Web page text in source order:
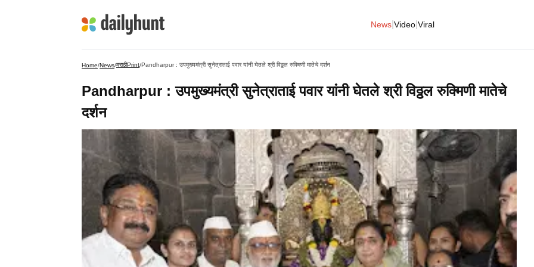
News Video Viral
Home/News/मराठीPrint/Pandharpur : उपमुख्यमंत्री सुनेत्राताई पवार यांनी घेतले श्री विठ्ठल रुक्मिणी मातेचे दर्शन
Pandharpur : उपमुख्यमंत्री सुनेत्राताई पवार यांनी घेतले श्री विठ्ठल रुक्मिणी मातेचे
दर्शन